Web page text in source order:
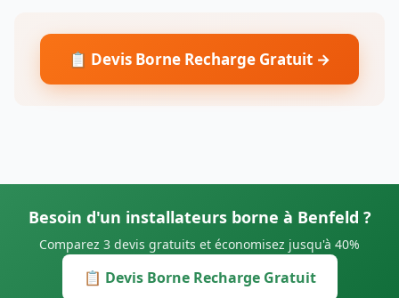
📋 Devis Borne Recharge Gratuit →
Besoin d'un installateurs borne à Benfeld ?
Comparez 3 devis gratuits et économisez jusqu'à 40%
📋 Devis Borne Recharge Gratuit